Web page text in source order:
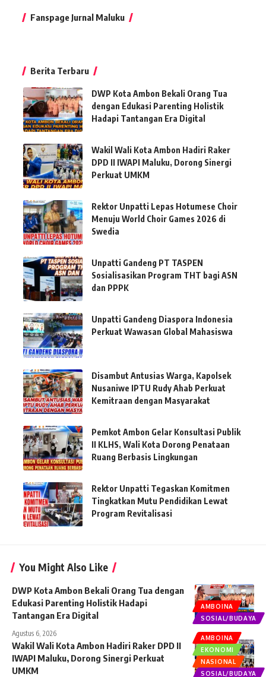
Fanspage Jurnal Maluku
Berita Terbaru
DWP Kota Ambon Bekali Orang Tua
dengan Edukasi Parenting Holistik
Hadapi Tantangan Era Digital
Wakil Wali Kota Ambon Hadiri Raker
DPD II IWAPI Maluku, Dorong Sinergi
Perkuat UMKM
Rektor Unpatti Lepas Hotumese Choir
Menuju World Choir Games 2026 di
Swedia
Unpatti Gandeng PT TASPEN
Sosialisasikan Program THT bagi ASN
dan PPPK
Unpatti Gandeng Diaspora Indonesia
Perkuat Wawasan Global Mahasiswa
Disambut Antusias Warga, Kapolsek
Nusaniwe IPTU Rudy Ahab Perkuat
Kemitraan dengan Masyarakat
Pemkot Ambon Gelar Konsultasi Publik
II KLHS, Wali Kota Dorong Penataan
Ruang Berbasis Lingkungan
Rektor Unpatti Tegaskan Komitmen
Tingkatkan Mutu Pendidikan Lewat
Program Revitalisasi
You Might Also Like
AMBOINA
SOSIAL/BUDAYA
DWP Kota Ambon Bekali Orang Tua dengan
Edukasi Parenting Holistik Hadapi
Tantangan Era Digital
Agustus 6, 2026
AMBOINA
EKONOMI
NASIONAL
SOSIAL/BUDAYA
Wakil Wali Kota Ambon Hadiri Raker DPD II
IWAPI Maluku, Dorong Sinergi Perkuat
UMKM